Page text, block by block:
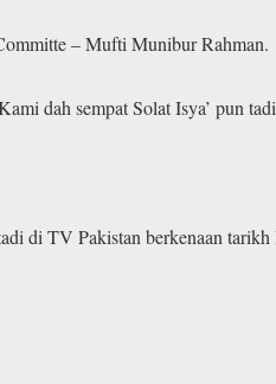
– Mufti Munibur Rahman.
dah sempat Solat Isya’ pun
di TV Pakistan berkenaan